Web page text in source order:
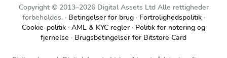
Copyright © 2013–2026 Digital Assets Ltd Alle rettigheder
forbeholdes.
Betingelser for brug
Fortrolighedspolitik
Cookie-politik AML & KYC regler
Politik for notering og
fjernelse
Brugsbetingelser for Bitstore Card